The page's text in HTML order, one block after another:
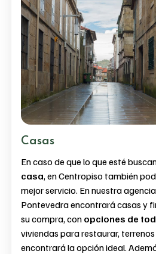
Casas
En caso de que lo que esté
casa, en Centropiso también
mejor servicio. En nuestra
Pontevedra encontrará casas y
su compra, con opciones de
viviendas para restaurar,
encontrará la opción ideal.